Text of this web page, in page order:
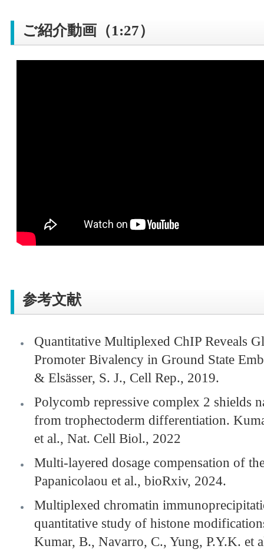
ご紹介動画（1:27）
参考文献
Quantitative Multiplexed ChIP Reveals
Promoter Bivalency in Ground State
& Elsässer, S. J., Cell Rep., 2019.
Polycomb repressive complex 2 shields
from trophectoderm differentiation.
et al., Nat. Cell Biol., 2022
Multi-layered dosage compensation of
Papanicolaou et al., bioRxiv, 2024.
Multiplexed chromatin
quantitative study of histone
Kumar, B., Navarro, C., Yung, P.Y.K. et